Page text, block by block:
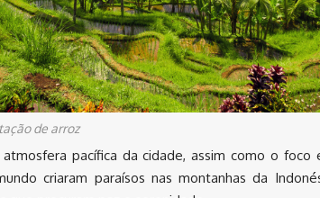
de arroz
pacífica da cidade, assim como o foco
criaram paraísos nas montanhas da